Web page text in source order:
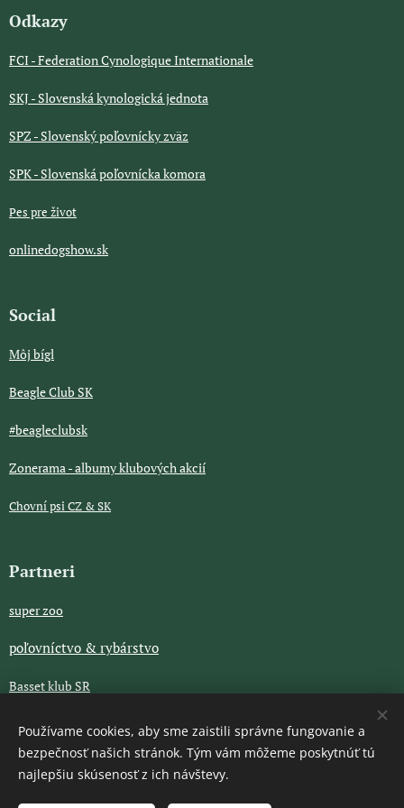
Odkazy
FCI - Federation Cynologique Internationale
SKJ - Slovenská kynologická jednota
SPZ - Slovenský poľovnícky zväz
SPK - Slovenská poľovnícka komora
Pes pre život
onlinedogshow.sk
Social
Môj bígl
Beagle Club SK
#beagleclubsk
Zonerama - albumy klubových akcií
Chovní psi CZ & SK
Partneri
super zoo
poľovníctvo & rybárstvo
Basset klub SR
GENOMIA
Legendárky CZ
Používame cookies, aby sme zaistili správne fungovanie a
bezpečnosť našich stránok. Tým vám môžeme poskytnúť tú
najlepšiu skúsenosť z ich návštevy.